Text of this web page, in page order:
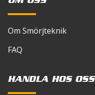
5W-50
Om Smörjteknik
FAQ
HANDLA HOS OSS